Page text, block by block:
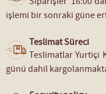
işlemi bir sonraki güne
Teslimat Süreci
Teslimatlar Yurtiçi
günü dahil